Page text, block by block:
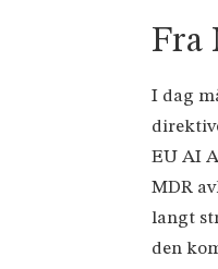
Fra
I dag
EU AI
MDR
langt
den